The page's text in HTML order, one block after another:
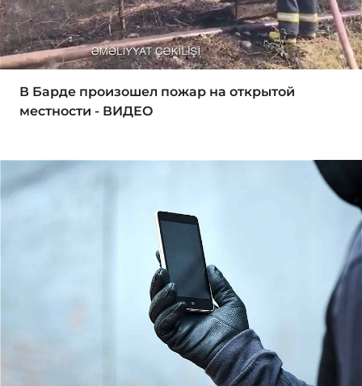
В Барде произошел пожар на открытой
местности - ВИДЕО